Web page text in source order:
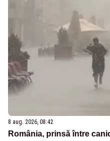
8 aug. 2026, 08:42
România, prinsă între